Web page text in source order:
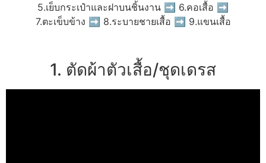
5.เย็บกระเป๋าและฝาบนชิ้นงาน ➡ 6.คอเสื้อ ➡
7.ตะเข็บข้าง ➡ 8.ระบายชายเสื้อ ➡ 9.แขนเสื้อ
1. ตัดผ้าตัวเสื้อ/ชุดเดรส